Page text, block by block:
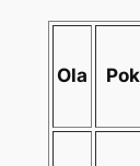
Ola